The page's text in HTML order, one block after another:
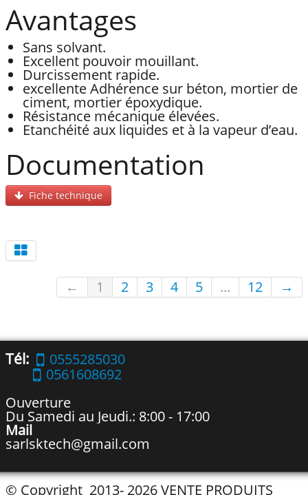
Avantages
Sans solvant.
Excellent pouvoir mouillant.
Durcissement rapide.
excellente Adhérence sur béton, mortier de
ciment, mortier époxydique.
Résistance mécanique élevées.
Etanchéité aux liquides et à la vapeur d’eau.
Documentation
Fiche technique
← 1 2 3 4 5 ... 12 →
Tél:
0555285030
0561608692
Ouverture
Du Samedi au Jeudi.: 8:00 - 17:00
Mail
sarlsktech@gmail.com
© Copyright 2013- 2026 VENTE PRODUITS